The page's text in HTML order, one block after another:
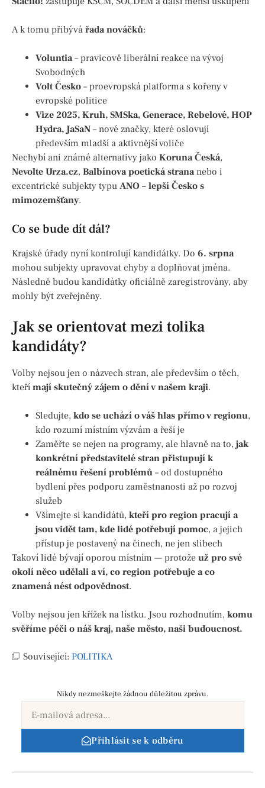
A k tomu přibývá řada nováčků:
Voluntia– pravicově liberální reakce na vývoj
Svobodných
Volt Česko – proevropská platforma s kořeny v
evropské politice
Vize 2025, Kruh, SMSka, Generace, Rebelové, HOP
Hydra, JaSaN – nové značky, které oslovují
především mladší a aktivnější voliče
Nechybí ani známé alternativy jako Koruna Česká,
Nevolte Urza.cz, Balbínova poetická strananebo i
excentrické subjekty typu ANO – lepší Česko s
mimozemšťany.
Co se bude dít dál?
Krajské úřady nyní kontrolují kandidátky. Do 6. srpna
mohou subjekty upravovat chyby a doplňovat jména.
Následně budou kandidátky oficiálně zaregistrovány, aby
mohly být zveřejněny.
Jak se orientovat mezi tolika
kandidáty?
Volby nejsou jen o názvech stran, ale především o těch,
kteří mají skutečný zájem o dění v našem kraji.
Sledujte, kdo se uchází o váš hlas přímo v regionu,
kdo rozumí místním výzvám a řeší je
Zaměřte se nejen na programy, ale hlavně na to, jak
konkrétní představitelé stran přistupují k
reálnému řešení problémů – od dostupného
bydlení přes podporu zaměstnanosti až po rozvoj
služeb
Všímejte si kandidátů, kteří pro region pracují a
jsou vidět tam, kde lidé potřebují pomoc, a jejich
přístup je postavený na činech, ne jen slibech
Takoví lidé bývají oporou místním — protože už pro své
okolí něco udělali a ví, co region potřebuje a co
znamená nést odpovědnost.
Volby nejsou jen křížek na lístku. Jsou rozhodnutím, komu
svěříme péči o náš kraj, naše město, naši budoucnost.
Související: POLITIKA
Nikdy nezmeškejte žádnou důležitou zprávu.
Přihlásit se k odběru